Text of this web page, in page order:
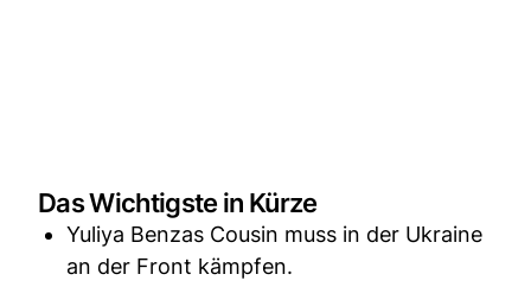
Das Wichtigste in Kürze
Yuliya Benzas Cousin muss in der Ukraine
an der Front kämpfen.